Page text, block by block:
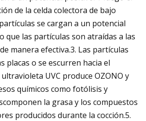
de la celda colectora de bajo
se cargan a un potencial
que las partículas son atraídas a las
manera efectiva.3. Las partículas
placas o se escurren hacia el
UVC produce OZONO y
químicos como fotólisis y
la grasa y los compuestos
producidos durante la cocción.5.